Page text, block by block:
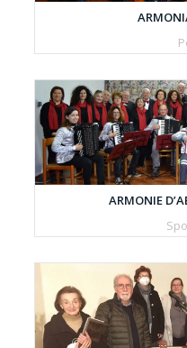
ARMONIE